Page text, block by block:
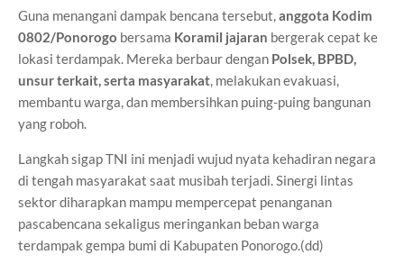
Guna menangani dampak bencana tersebut,anggota Kodim
0802/Ponorogo bersama Koramil jajaran bergerak cepat ke
lokasi terdampak. Mereka berbaur dengan Polsek, BPBD,
unsur terkait, serta masyarakat, melakukan evakuasi,
membantu warga, dan membersihkan puing-puing bangunan
yang roboh.
Langkah sigap TNI ini menjadi wujud nyata kehadiran negara
di tengah masyarakat saat musibah terjadi. Sinergi lintas
sektor diharapkan mampu mempercepat penanganan
pascabencana sekaligus meringankan beban warga
terdampak gempa bumi di Kabupaten Ponorogo.(dd)